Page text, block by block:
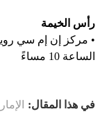
رأس الخيمة
الساعة 10 مساءً
في هذا المقال: